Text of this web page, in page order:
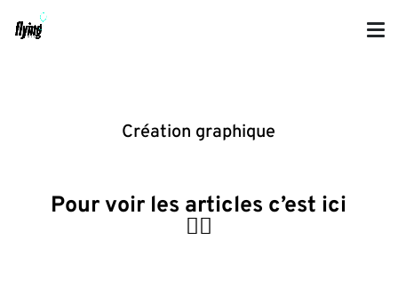
Création graphique
Pour voir les articles c’est ici
👇🏼